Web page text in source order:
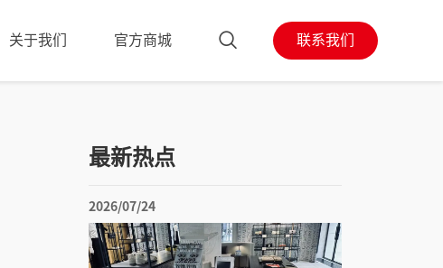
联系我们
关于我们 官方商城
最新热点
2026/07/24